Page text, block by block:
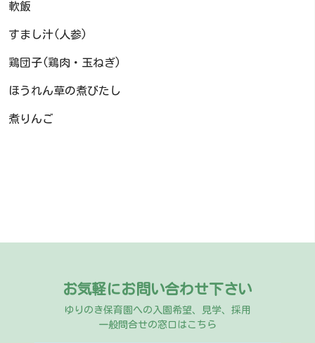
軟飯
すまし汁(人参)
鶏団子(鶏肉・玉ねぎ)
ほうれん草の煮びたし
煮りんご
お気軽にお問い合わせ下さい
ゆりのき保育園への入園希望、見学、採用
一般問合せの窓口はこちら